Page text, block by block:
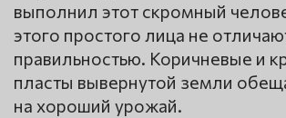
выполнил этот скромный
этого простого лица не
правильностью. Коричневые и
пласты вывернутой земли
на хороший урожай.